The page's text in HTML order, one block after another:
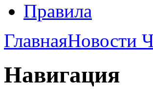
Правила
ГлавнаяНовости
Навигация